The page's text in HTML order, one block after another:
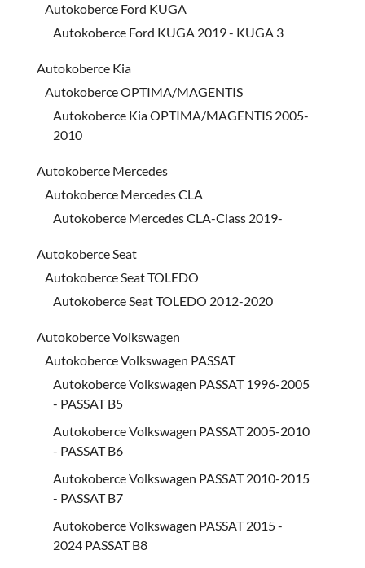
Autokoberce Ford KUGA
Autokoberce Ford KUGA 2019 - KUGA 3
Autokoberce Kia
Autokoberce OPTIMA/MAGENTIS
Autokoberce Kia OPTIMA/MAGENTIS 2005-
2010
Autokoberce Mercedes
Autokoberce Mercedes CLA
Autokoberce Mercedes CLA-Class 2019-
Autokoberce Seat
Autokoberce Seat TOLEDO
Autokoberce Seat TOLEDO 2012-2020
Autokoberce Volkswagen
Autokoberce Volkswagen PASSAT
Autokoberce Volkswagen PASSAT 1996-2005
- PASSAT B5
Autokoberce Volkswagen PASSAT 2005-2010
- PASSAT B6
Autokoberce Volkswagen PASSAT 2010-2015
- PASSAT B7
Autokoberce Volkswagen PASSAT 2015 -
2024 PASSAT B8